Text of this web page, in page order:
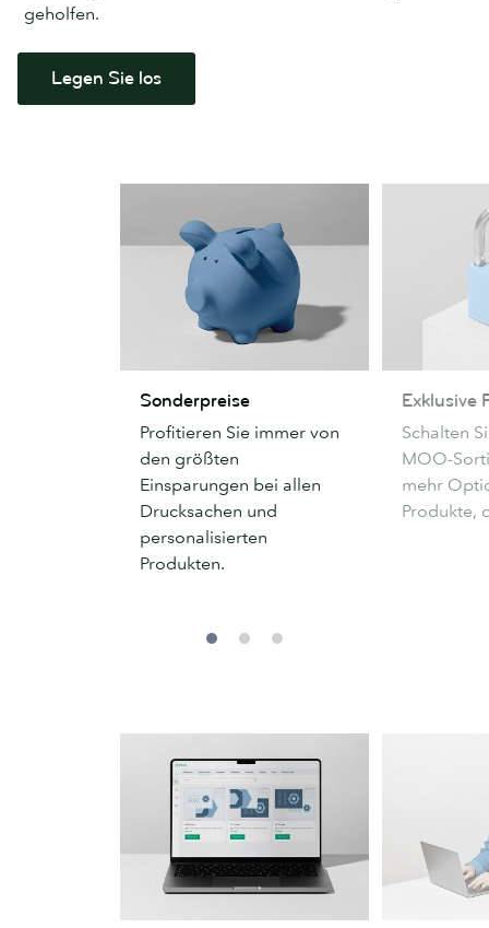
geholfen.
Legen Sie los
Sonderpreise
Profitieren Sie immer von
den größten
Einsparungen bei allen
Drucksachen und
personalisierten
Produkten.
Produkte
Exklusive
Schalten
MOO-
mehr
Produkte,